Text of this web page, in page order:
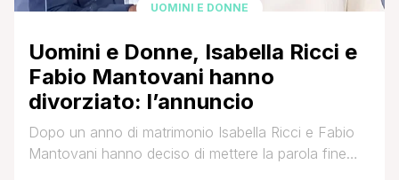
UOMINI E DONNE
Uomini e Donne, Isabella Ricci e
Fabio Mantovani hanno
divorziato: l’annuncio
Dopo un anno di matrimonio Isabella Ricci e Fabio
Mantovani hanno deciso di mettere la parola fine